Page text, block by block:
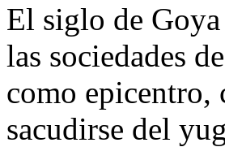
El siglo de
las sociedades
como epicentro,
sacudirse del